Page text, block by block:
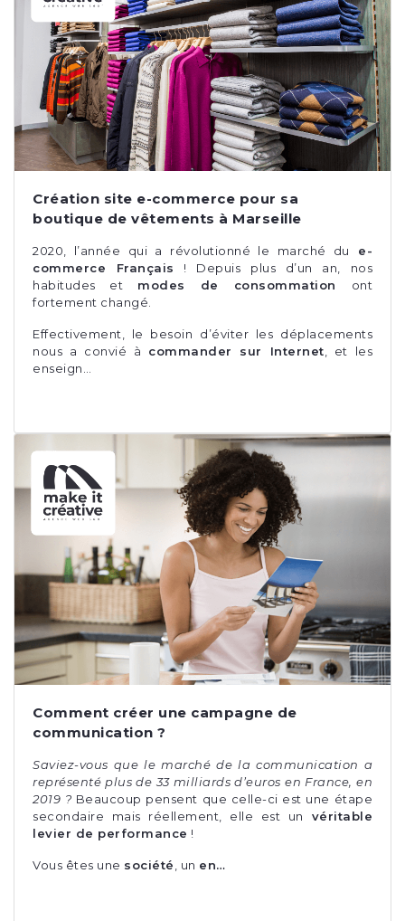
Création site e-commerce pour sa
boutique de vêtements à Marseille
2020, l’année qui a révolutionné le marché du
e-
commerce Français
! Depuis plus d’un an, nos
habitudes et modes de consommation ont
fortement changé.
Effectivement, le besoin d’éviter les déplacements
nous a convié à commander sur Internet , et les
enseign…
Comment créer une campagne de
communication ?
Saviez-vous que le marché de la communication a
représenté plus de 33 milliards d’euros en France, en
2019 ? Beaucoup pensent que celle-ci est une étape
secondaire mais réellement, elle est un véritable
levier de performance !
Vous êtes une société , un en…